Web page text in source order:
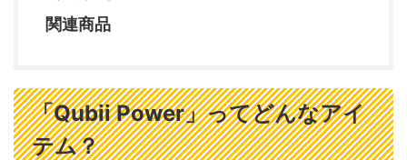
関連商品
「Qubii Power」ってどんなアイ
テム？